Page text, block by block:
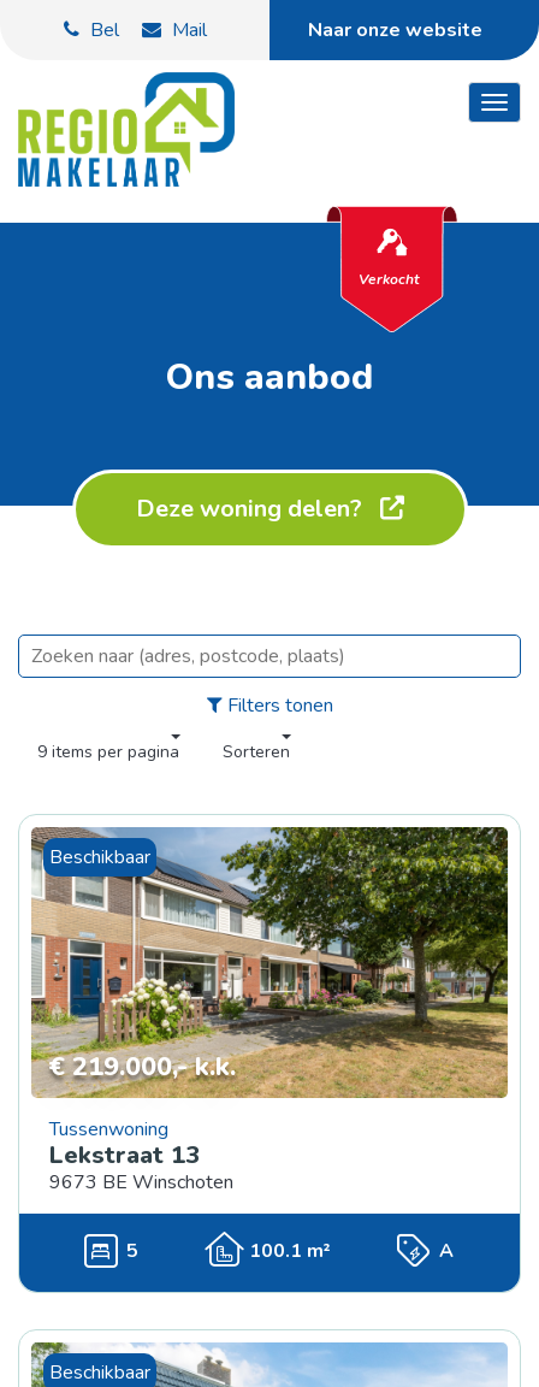
Bel Mail Naar onze website
Verkocht
Ons aanbod
Deze woning delen?
Filters tonen
9 items per pagina Sorteren
Beschikbaar
€ 219.000,- k.k.
Tussenwoning
Lekstraat 13
9673 BE Winschoten
5 100.1 m² A
Beschikbaar